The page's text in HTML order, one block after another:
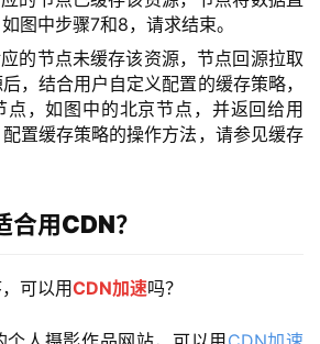
图中步骤7和8，请求结束。
的节点未缓存该资源，节点回源拉取
，结合用户自定义配置的缓存策略，
点，如图中的北京节点，并返回给用
置缓存策略的操作方法，请参见缓存
用CDN？
可以用CDN加速吗？